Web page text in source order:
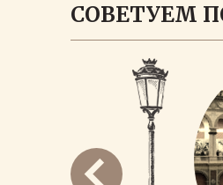
СОВЕТУЕМ